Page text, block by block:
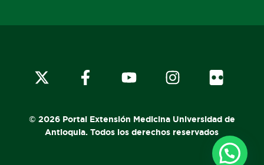
x-
facebook instagram flickr
© 2026 Portal Extensión Medicina Universidad de
Antioquia. Todos los derechos reservados